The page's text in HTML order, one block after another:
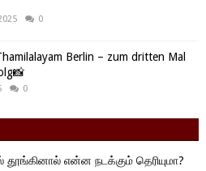
0
Berlin – zum dritten Mal
0
தூங்கினால் என்ன நடக்கும் தெரியுமா?